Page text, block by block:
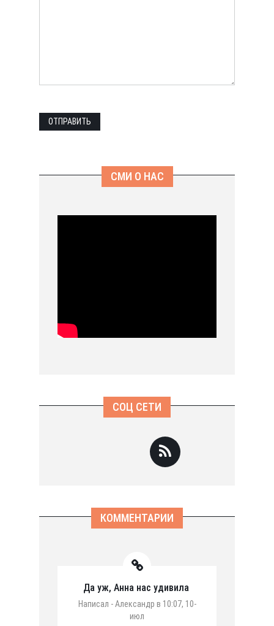
СМИ О НАС
СОЦ СЕТИ
КОММЕНТАРИИ
Да уж, Анна нас удивила
Написал - Александр в 10:07, 10-
июл